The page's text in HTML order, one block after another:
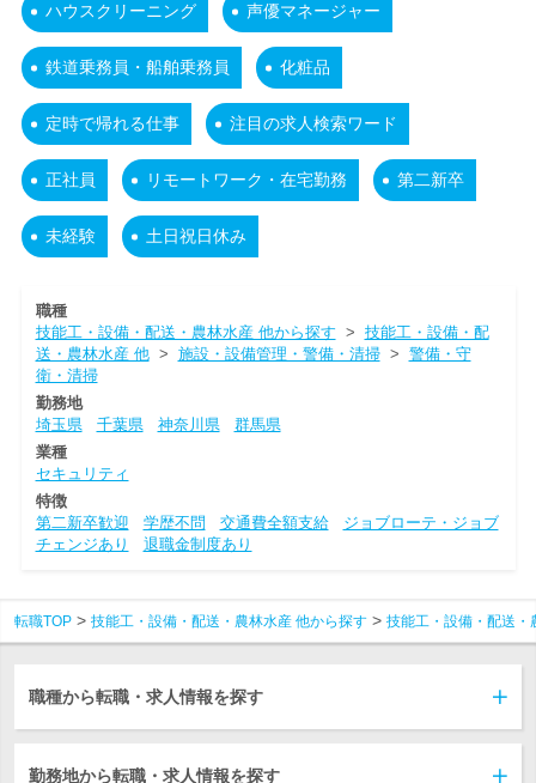
ハウスクリーニング 声優マネージャー
鉄道乗務員・船舶乗務員 化粧品
定時で帰れる仕事 注目の求人検索ワード
正社員 リモートワーク・在宅勤務 第二新卒
未経験 土日祝日休み
職種
技能工・設備・配送・農林水産 他から探す > 技能工・設備・配
送・農林水産 他> 施設・設備管理・警備・清掃> 警備・守
衛・清掃
勤務地
埼玉県
千葉県 神奈川県
群馬県
業種
セキュリティ
特徴
第二新卒歓迎
学歴不問 交通費全額支給
ジョブローテ・ジョブ
チェンジあり
退職金制度あり
転職TOP 技能工・設備・配送・農林水産 他から探す 技能工・設備・配送・
職種から転職・求人情報を探す
勤務地から転職・求人情報を探す